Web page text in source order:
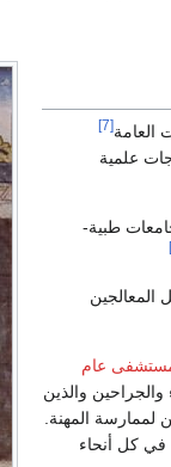
العامة[7]
علمية
طبية-
المعالجين
عام
والجراحين والذين
لممارسة المهنة.
في كل أنحاء